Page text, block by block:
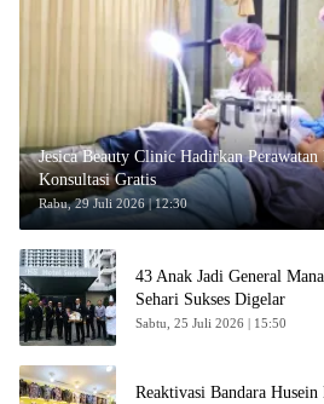
Jesica Beauty Clinic Hadirkan
Konsultasi Gratis
Rabu, 29 Juli 2026 | 12:30
43 Anak Jadi General
Sehari Sukses Digelar
Sabtu, 25 Juli 2026 | 15:50
Reaktivasi Bandara Husein